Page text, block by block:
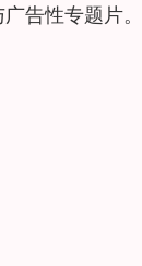
告性专题片。